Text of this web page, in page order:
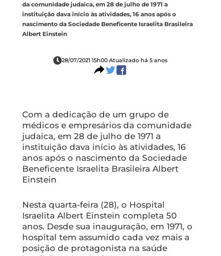
da comunidade judaica, em 28 de julho de 1971 a
instituição dava início às atividades, 16 anos após o
nascimento da Sociedade Beneficente Israelita Brasileira
Albert Einstein
28/07/2021 15h00 Atualizado há 5 anos
Com a dedicação de um grupo de
médicos e empresários da comunidade
judaica, em 28 de julho de 1971 a
instituição dava início às atividades, 16
anos após o nascimento da Sociedade
Beneficente Israelita Brasileira Albert
Einstein
Nesta quarta-feira (28), o Hospital
Israelita Albert Einstein completa 50
anos. Desde sua inauguração, em 1971, o
hospital tem assumido cada vez mais a
posição de protagonista na saúde